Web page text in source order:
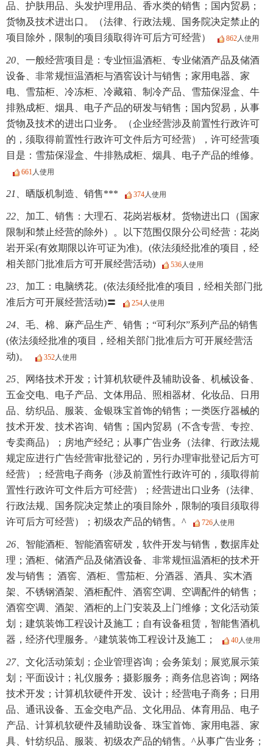
品、护肤用品、头发护理用品、香水类的销售；国内贸易；
货物及技术进出口。（法律、行政法规、国务院决定禁止的
项目除外，限制的项目须取得许可后方可经营）
862人使用
20、 一般经营项目是：专业恒温酒柜、专业储酒产品及储酒
设备、非常规恒温酒柜与酒窖设计与销售；家用电器、家
电、雪茄柜、冷冻柜、冷藏箱、制冷产品、雪茄保湿盒、牛
排熟成柜、烟具、电子产品的研发与销售；国内贸易，从事
货物及技术的进出口业务。（企业经营涉及前置性行政许可
的，须取得前置性行政许可文件后方可经营），许可经营项
目是：雪茄保湿盒、牛排熟成柜、烟具、电子产品的维修。
661人使用
21、 晒版机制造、销售*** 374人使用
22、 加工、销售：大理石、花岗岩板材。货物进出口（国家
限制和禁止经营的除外）。以下范围仅限分公司经营：花岗
岩开采(有效期限以许可证为准)。(依法须经批准的项目，经
相关部门批准后方可开展经营活动)
536人使用
23、 加工：电脑绣花。(依法须经批准的项目，经相关部门批
准后方可开展经营活动)〓
254人使用
24、 毛、棉、麻产品生产、销售；“可利尔”系列产品的销售
(依法须经批准的项目，经相关部门批准后方可开展经营活
动)。
352人使用
25、
网络技术开发；计算机软硬件及辅助设备、机械设备、
五金交电、电子产品、文体用品、照相器材、化妆品、日用
品、纺织品、服装、金银珠宝首饰的销售；一类医疗器械的
技术开发、技术咨询、销售；国内贸易（不含专营、专控、
专卖商品）；房地产经纪；从事广告业务（法律、行政法规
规定应进行广告经营审批登记的，另行办理审批登记后方可
经营）；经营电子商务（涉及前置性行政许可的，须取得前
置性行政许可文件后方可经营）；经营进出口业务（法律、
行政法规、国务院决定禁止的项目除外，限制的项目须取得
许可后方可经营）；初级农产品的销售。^
726人使用
26、 智能酒柜、智能酒窖研发，软件开发与销售，数据库处
理；酒柜、储酒产品及储酒设备、非常规恒温酒柜的技术开
发与销售； 酒窖、酒柜、雪茄柜、分酒器、酒具、实木酒
架、不锈钢酒架、酒柜配件、酒窖空调、空调配件的销售；
酒窖空调、酒架、酒柜的上门安装及上门维修；文化活动策
划；建筑装饰工程设计及施工；自有设备租赁，智能售酒机
器，经济代理服务。^建筑装饰工程设计及施工；
40人使用
27、 文化活动策划；企业管理咨询；会务策划；展览展示策
划；平面设计；礼仪服务；摄影服务；商务信息咨询；网络
技术开发；计算机软硬件开发、设计；经营电子商务；日用
品、通讯设备、五金交电产品、文化用品、体育用品、电子
产品、计算机软硬件及辅助设备、珠宝首饰、家用电器、家
具、针纺织品、服装、初级农产品的销售。^从事广告业务；